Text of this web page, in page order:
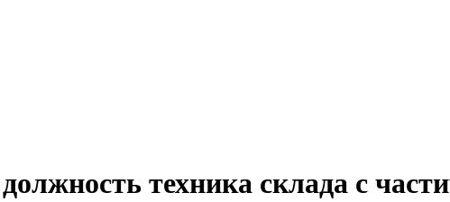
техника склада с